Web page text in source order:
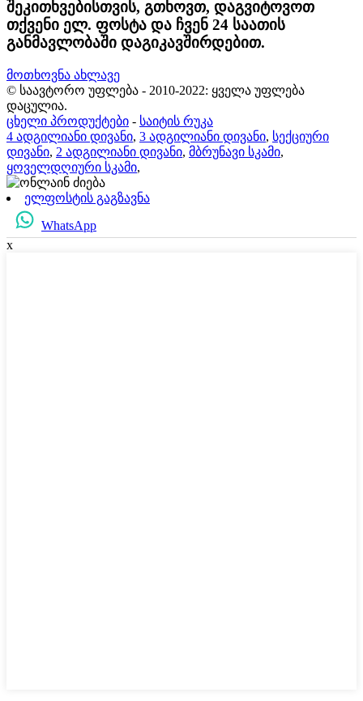
შეკითხვებისთვის, გთხოვთ, დაგვიტოვოთ
თქვენი ელ. ფოსტა და ჩვენ 24 საათის
განმავლობაში დაგიკავშირდებით.
მოთხოვნა ახლავე
© საავტორო უფლება - 2010-2022: ყველა უფლება
დაცულია.
ცხელი პროდუქტები - საიტის რუკა
4 ადგილიანი დივანი, 3 ადგილიანი დივანი, სექციური
დივანი, 2 ადგილიანი დივანი, მბრუნავი სკამი,
ყოველდღიური სკამი,
ელფოსტის გაგზავნა
WhatsApp
x